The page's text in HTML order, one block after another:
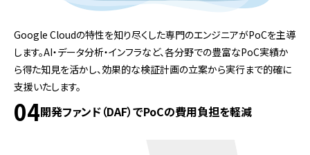
Google Cloudの特性を知り尽くした専門のエンジニアがPoCを主導
します。AI・データ分析・インフラなど、各分野での豊富なPoC実績か
ら得た知見を活かし、効果的な検証計画の立案から実行まで的確に
支援いたします。
04開発ファンド（DAF）でPoCの費用負担を軽減